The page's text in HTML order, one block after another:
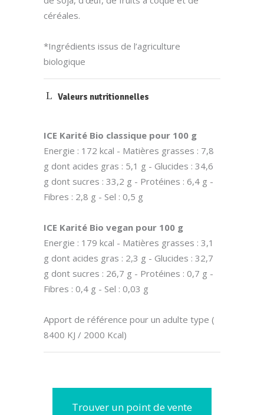
céréales.
*Ingrédients issus de l’agriculture
biologique
Valeurs nutritionnelles
ICE Karité Bio classique pour 100 g
Energie : 172 kcal - Matières grasses : 7,8
g dont acides gras : 5,1 g - Glucides : 34,6
g dont sucres : 33,2 g - Protéines : 6,4 g -
Fibres : 2,8 g - Sel : 0,5 g
ICE Karité Bio vegan pour 100 g
Energie : 179 kcal - Matières grasses : 3,1
g dont acides gras : 2,3 g - Glucides : 32,7
g dont sucres : 26,7 g - Protéines : 0,7 g -
Fibres : 0,4 g - Sel : 0,03 g
Apport de référence pour un adulte type (
8400 KJ / 2000 Kcal)
Trouver un point de vente